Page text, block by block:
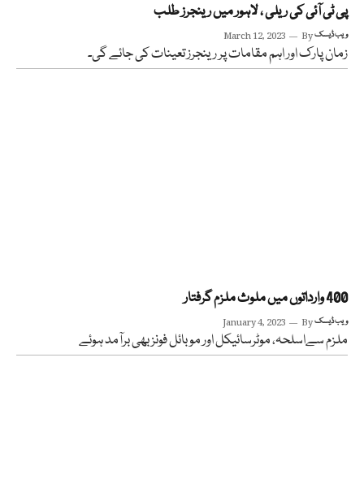
پی ٹی آئی کی ریلی ، لاہور میں رینجرز طلب
March 12, 2023 Byویب ڈیسک
زمان پارک اور اہم مقامات پر رینجرز تعینات کی جائے گی۔
400 وارداتوں میں ملوث ملزم گرفتار
January 4, 2023 Byویب ڈیسک
ملزم سےاسلحہ، موٹرسائیکل اور موبائل فونز بھی برآمد ہوئے